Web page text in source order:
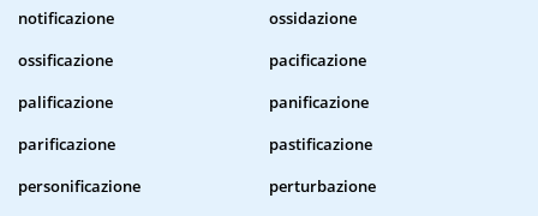
notificazione
ossidazione
ossificazione
pacificazione
palificazione
panificazione
parificazione
pastificazione
personificazione
perturbazione